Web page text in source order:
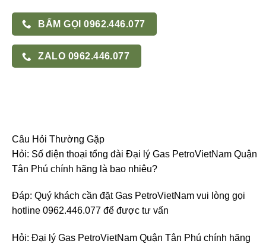
BẤM GỌI 0962.446.077
ZALO 0962.446.077
Câu Hỏi Thường Gặp
Hỏi: Số điện thoại tổng đài Đại lý Gas PetroVietNam Quận
Tân Phú chính hãng là bao nhiêu?
Đáp: Quý khách cần đặt Gas PetroVietNam vui lòng gọi
hotline 0962.446.077 để được tư vấn
Hỏi: Đại lý Gas PetroVietNam Quận Tân Phú chính hãng